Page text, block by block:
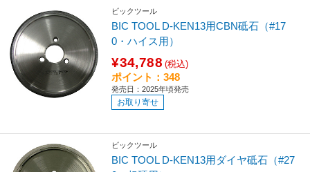
ビックツール
BIC TOOL D-KEN13用CBN砥石（#17
0・ハイス用）
¥34,788 (税込)
ポイント：348
発売日：2025年頃発売
お取り寄せ
ビックツール
BIC TOOL D-KEN13用ダイヤ砥石（#27